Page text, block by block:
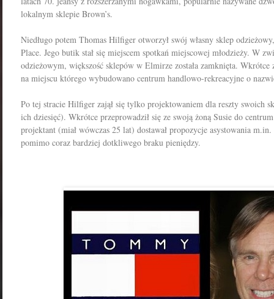
lokalnym sklepie Brown’s.
Niedługo potem Thomas Hilfiger otworzył swój własny sklep
Place. Jego butik stał się miejscem spotkań miejscowej młodzieży. W
odzieżowym, większość sklepów w Elmirze została zamknięta. Wkrótce
na miejscu którego wybudowano centrum handlowo-rekreacyjne o
Po tej stracie Hilfiger zajął się tylko projektowaniem dla reszty swoich
ich dziesięć). Wkrótce przeprowadził się ze swoją żoną Susie do
projektant (miał wówczas 25 lat) dostawał propozycje asystowania
pomimo coraz bardziej dotkliwego braku pieniędzy.